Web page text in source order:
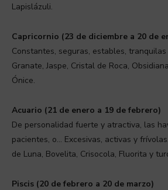
Lapislázuli.
Capricornio (23 de diciembre a 20 de
Constantes, seguras, estables,
Granate, Jaspe, Cristal de Roca,
Ónice.
Acuario (21 de enero a 19 de febrero)
De personalidad fuerte y atractiva, las
pacientes, o… Excesivas, activas y
de Luna, Bovelita, Crisocola, Fluorita y
Piscis (20 de febrero a 20 de marzo)